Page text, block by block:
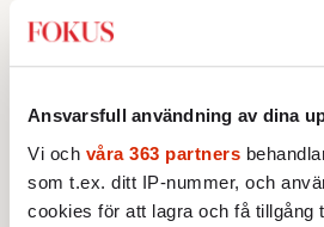
Ansvarsfull användning av dina
Vi och våra 363 partners
som t.ex. ditt IP-nummer, och
cookies för att lagra och få tillgång
3.Bitte Assarmo:
Sagan om den
alla om att vara arbetarklass
INRIKES
5.Vattenbristen är här – men
ut
Av: Susanne Gäre